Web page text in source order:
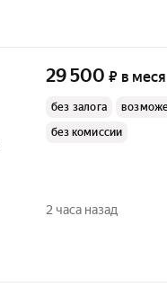
29 500 ₽ в
без залога
без комиссии
2 часа назад